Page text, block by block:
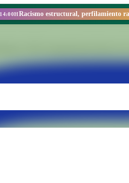
100% autogestionado dentro de